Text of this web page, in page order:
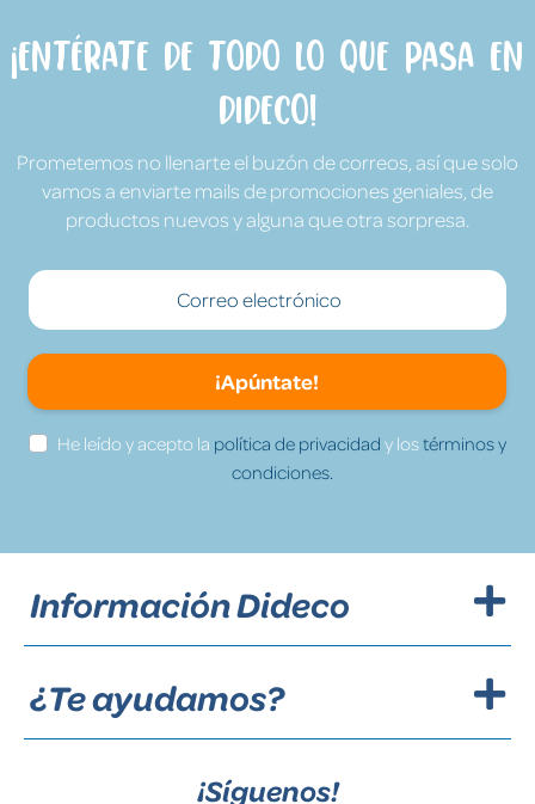
¡Entérate de todo lo que pasa en
Dideco!
Prometemos no llenarte el buzón de correos, así que solo
vamos a enviarte mails de promociones geniales, de
productos nuevos y alguna que otra sorpresa.
¡Apúntate!
He leído y acepto la política de privacidad y lostérminos y
condiciones.
Información Dideco
¿Te ayudamos?
¡Síguenos!